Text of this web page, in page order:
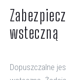
wsteczną
Dopuszczalne